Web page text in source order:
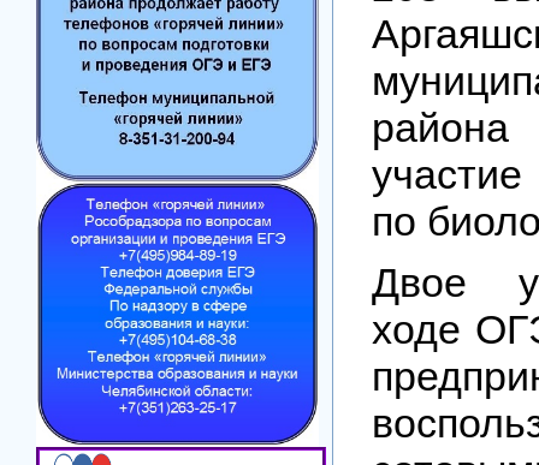
по
Двое
ходе